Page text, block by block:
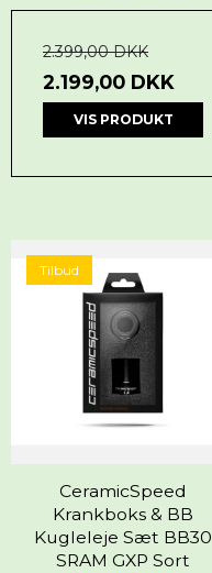
2.399,00 DKK
2.199,00 DKK
VIS PRODUKT
Tilbud
CeramicSpeed
Krankboks & BB
Kugleleje Sæt BB30
SRAM GXP Sort